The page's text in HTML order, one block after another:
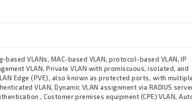
based VLANs, MAC-based VLAN, protocol-based VLAN, IP
VLAN, Private VLAN with promiscuous, isolated, and
Edge (PVE), also known as protected ports, with
VLAN, Dynamic VLAN assignment via RADIUS
, Customer premises equipment (CPE) VLAN,